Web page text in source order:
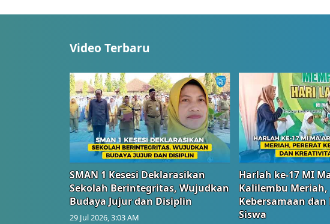
Video Terbaru
SMAN 1 Kesesi Deklarasikan
Sekolah Berintegritas, Wujudkan
Budaya Jujur dan Disiplin
29 Jul 2026, 3:03 AM
Harlah ke-17 MI
Kalilembu Meriah,
Kebersamaan
Siswa